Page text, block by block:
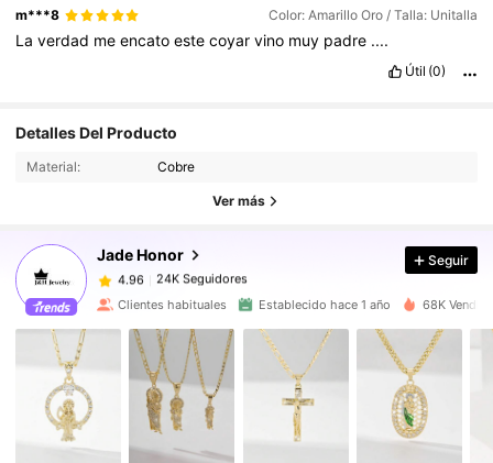
m***8 Color: Amarillo Oro / Talla: Unitalla
Laverdad meencatoestecoyarvino muy padre ....
Útil (0)
Detalles Del Producto
Material: Cobre
Ver más
Jade Honor
4.96 24K Seguidores
24K Seguidores
24K Seguidores
4.96
24K Seguidores
g***n
seguidoHace 9 horas
4.96
24K Seguidores
4.96 24K Seguidores
4.96 24K Seguidores
24K Seguidores
24K Seguidores
Seguir
Clientes habituales Establecido hace 1 año 68K